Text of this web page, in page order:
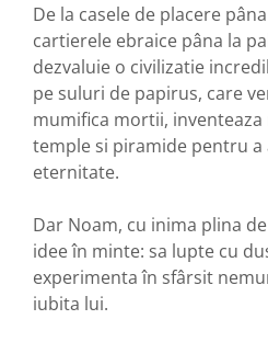
De la casele de placere
cartierele ebraice pâna la
dezvaluie o civilizatie
pe suluri de papirus, care
mumifica mortii,
temple si piramide pentru a
eternitate.
Dar Noam, cu inima plina
idee în minte: sa lupte cu
experimenta în sfârsit
iubita lui.